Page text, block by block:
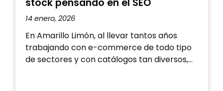
stock pensando en el SEO
14 enero, 2026
En Amarillo Limón, al llevar tantos años
trabajando con e-commerce de todo tipo
de sectores y con catálogos tan diversos,…